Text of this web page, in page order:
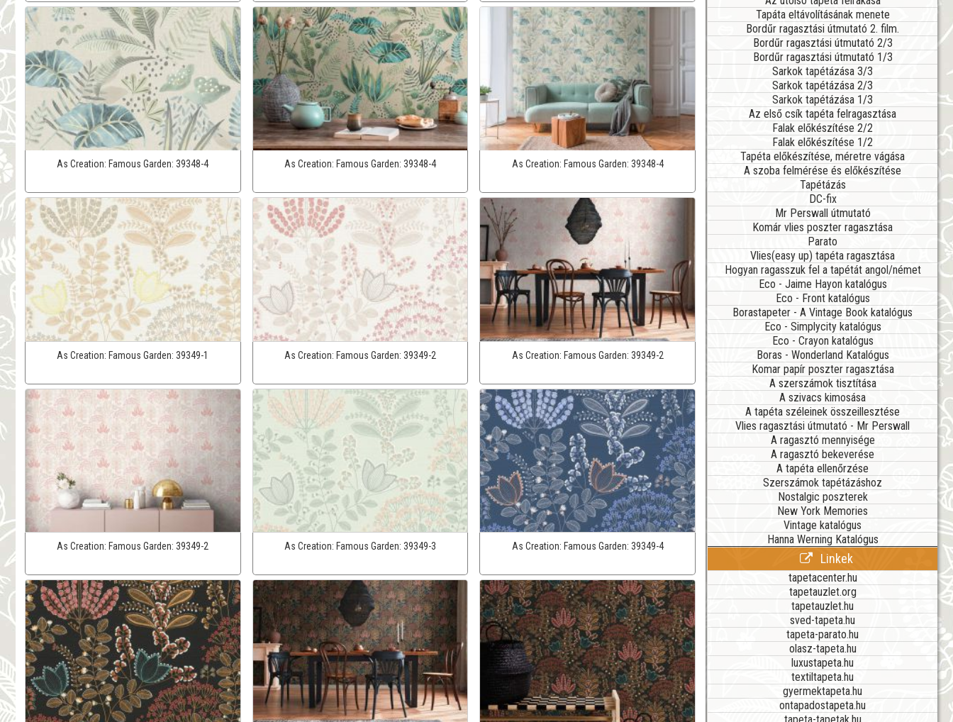
As Creation: Famous Garden:39348-4 As Creation: Famous Garden: 39348-4 As Creation: Famous Garden: 39348-4
As Creation:Famous Garden:39349-1 As Creation: Famous Garden: 39349-2 As Creation: Famous Garden: 39349-2
As Creation: Famous Garden:39349-2 As Creation: Famous Garden: 39349-3 As Creation: Famous Garden: 39349-4
Tapáta eltávolításának menete
Bordűr ragasztási útmutató 2. film.
Bordűr ragasztási útmutató 2/3
Bordűr ragasztási útmutató 1/3
Sarkok tapétázása 3/3
Sarkok tapétázása 2/3
Sarkok tapétázása 1/3
Az első csík tapéta felragasztása
Falak előkészítése 2/2
Falak előkészítése 1/2
Tapéta előkészítése, méretre vágása
A szoba felmérése és előkészítése
Tapétázás
DC-fix
Mr Perswall útmutató
Komár vlies poszter ragasztása
Parato
Vlies(easy up) tapéta ragasztása
Hogyan ragasszuk fel a tapétát angol/német
Eco - Jaime Hayon katalógus
Eco - Front katalógus
Borastapeter - A Vintage Book katalógus
Eco - Simplycity katalógus
Eco - Crayon katalógus
Boras - Wonderland Katalógus
Komar papír poszter ragasztása
A szerszámok tisztítása
A szivacs kimosása
A tapéta széleinek összeillesztése
Vlies ragasztási útmutató - Mr Perswall
A ragasztó mennyisége
A ragasztó bekeverése
A tapéta ellenőrzése
Szerszámok tapétázáshoz
Nostalgic poszterek
New York Memories
Vintage katalógus
Hanna Werning Katalógus
Linkek
tapetacenter.hu
tapetauzlet.org
tapetauzlet.hu
sved-tapeta.hu
tapeta-parato.hu
olasz-tapeta.hu
luxustapeta.hu
textiltapeta.hu
gyermektapeta.hu
ontapadostapeta.hu
tapeta-tapetak.hu